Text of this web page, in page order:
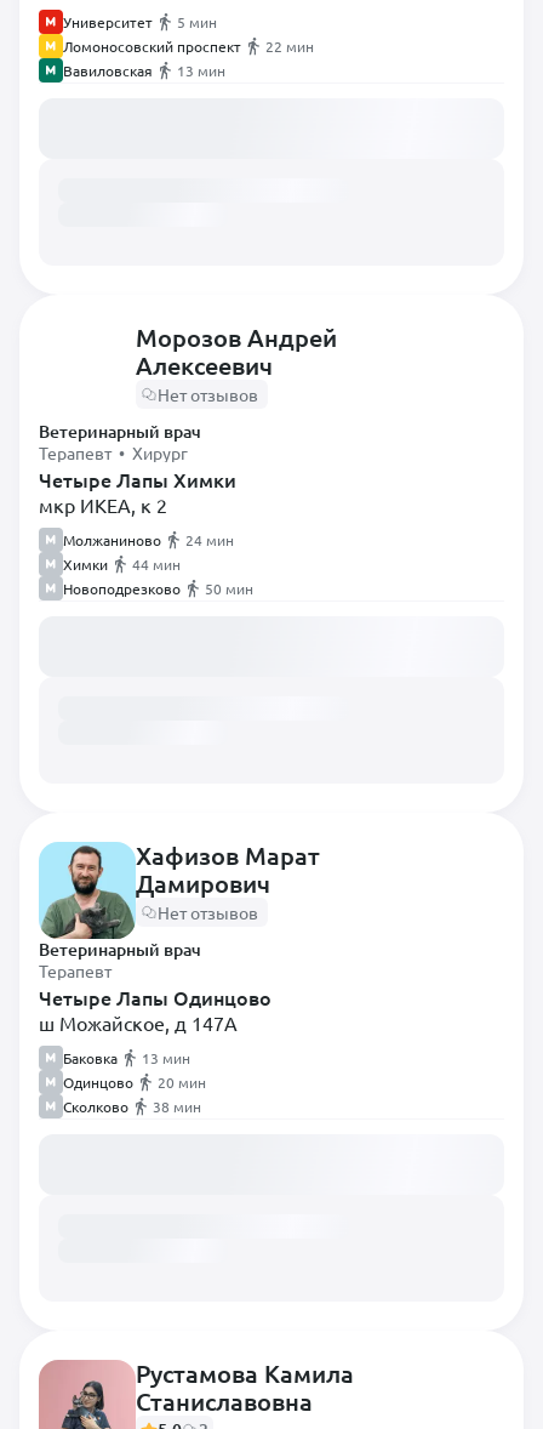
Онколог
Орнитолог
Стоматолог
Травматолог
Уролог
Хирург
Хирург-эндоскопист
Экзотолог
Университет
5 мин
Ломоносовский проспект
22 мин
Вавиловская
13 мин
Морозов Андрей
Алексеевич
Нет отзывов
Ветеринарный врач
Терапевт • Хирург
Четыре Лапы Химки
мкр ИКЕА, к 2
Молжаниново
24 мин
Химки
44 мин
Новоподрезково
50 мин
Хафизов Марат
Дамирович
Нет отзывов
Ветеринарный врач
Терапевт
Четыре Лапы Одинцово
ш Можайское, д 147А
Баковка
13 мин
Одинцово
20 мин
Сколково
38 мин
Рустамова Камила
Станиславовна